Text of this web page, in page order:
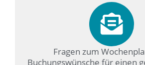
Fragen zum
Buchungswünsche für einen